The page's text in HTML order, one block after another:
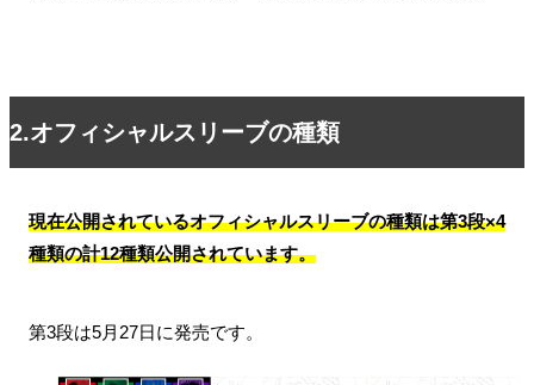
2.オフィシャルスリーブの種類
現在公開されているオフィシャルスリーブの種類は第3段×4
種類の計12種類公開されています。
第3段は5月27日に発売です。